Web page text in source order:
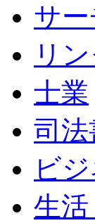
サ
リ
士業
司
ビ
生